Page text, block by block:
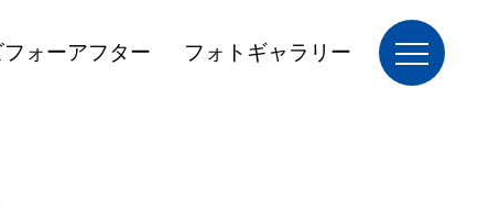
フォーアフター フォトギャラリー